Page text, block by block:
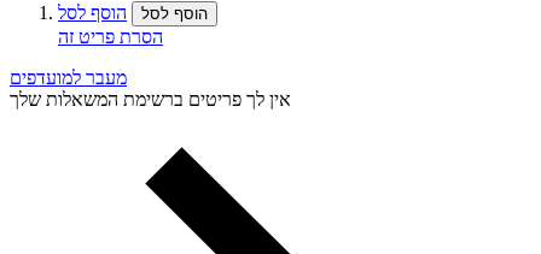
הוסף לסל הוסף לסל
הסרת פריט זה
מעבר למועדפים
אין לך פריטים ברשימת המשאלות שלך